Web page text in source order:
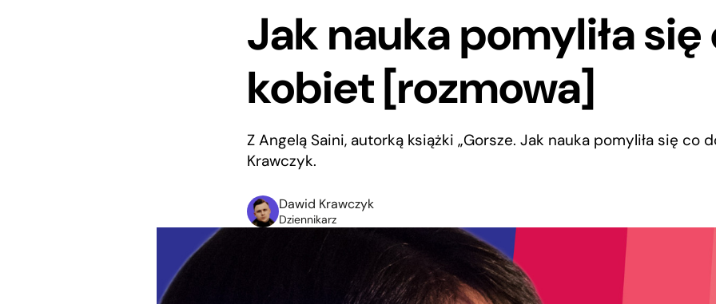
Jak nauka pomyliła się
kobiet [rozmowa]
Z Angelą Saini, autorką książki „Gorsze. Jak nauka pomyliła się co
Krawczyk.
Dawid Krawczyk
Dziennikarz